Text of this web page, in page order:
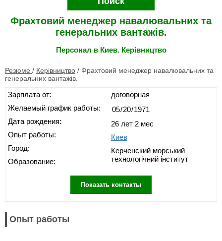
Фрахтовий менеджер навалювальних та
генеральних вантажів.
Персонал в Киев. Керівництво
Резюме / Керівництво / Фрахтовий менеджер навалювальних та
генеральних вантажів.
Зарплата от:
Желаемый график работы:
Дата рождения:
Опыт работы:
Город:
Образование:
договорная
26 лет 2 мес
Киев
Керченский морський
технологічний інститут
Показать контакты
Опыт работы